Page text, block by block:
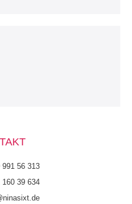
991 56 313
160 39 634